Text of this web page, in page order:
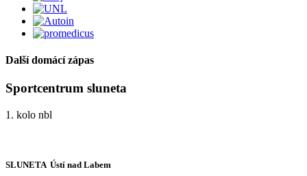
Další domácí zápas
Sportcentrum sluneta
1. kolo nbl
SLUNETA  Ústí nad Labem